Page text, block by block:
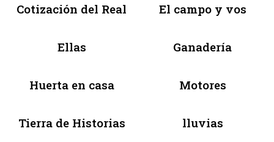
Cotización del Real El campo y vos
Ellas Ganadería
Huerta en casa Motores
Tierra de Historias lluvias